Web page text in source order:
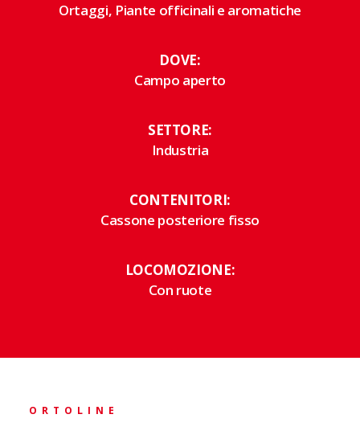
Ortaggi, Piante officinali e aromatiche
DOVE:
Campo aperto
SETTORE:
Industria
CONTENITORI:
Cassone posteriore fisso
LOCOMOZIONE:
Con ruote
ORTOLINE